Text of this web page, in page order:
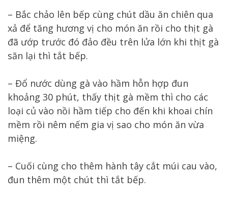
– Bắc chảo lên bếp cùng chút dầu ăn chiên qua
xả để tăng hương vị cho món ăn rồi cho thịt gà
đã ướp trước đó đảo đều trên lửa lớn khi thịt gà
săn lại thì tắt bếp.
– Đổ nước dùng gà vào hầm hỗn hợp đun
khoảng 30 phút, thấy thịt gà mềm thì cho các
loại củ vào nồi hầm tiếp cho đến khi khoai chín
mềm rồi nêm nếm gia vị sao cho món ăn vừa
miệng.
– Cuối cùng cho thêm hành tây cắt múi cau vào,
đun thêm một chút thì tắt bếp.